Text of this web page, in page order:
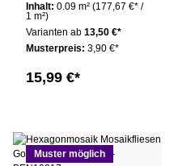
Inhalt: 0.09 m² (177,67 €* /
1 m²)
Varianten ab 13,50 €*
Musterpreis: 3,90 €*
15,99 €*
Muster möglich